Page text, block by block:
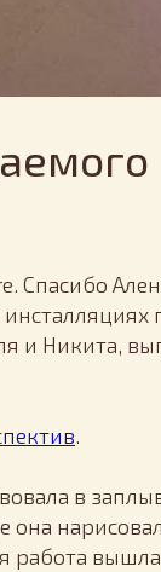
и Никита,
.
в
она
работа вышла